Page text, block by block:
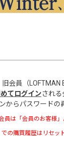
旧会員（LOFTMAN
てログインされる
からパスワードの
は「会員のお客様」
の購買履歴はリセッ